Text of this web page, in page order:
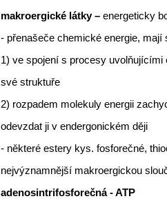
makroergické látky – energeticky
- přenašeče chemické energie, mají
1) ve spojení s procesy
své struktuře
2) rozpadem molekuly energii
odevzdat ji v endergonickém ději
- některé estery kys. fosforečné,
nejvýznamnější makroergickou
adenosintrifosforečná - ATP